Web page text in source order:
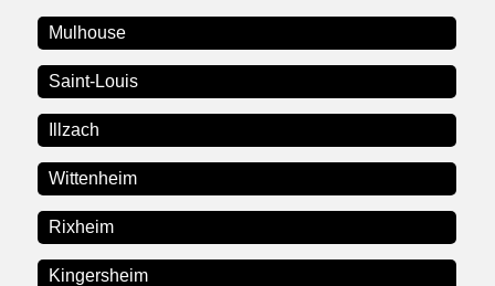
Mulhouse
Saint-Louis
Illzach
Wittenheim
Rixheim
Kingersheim